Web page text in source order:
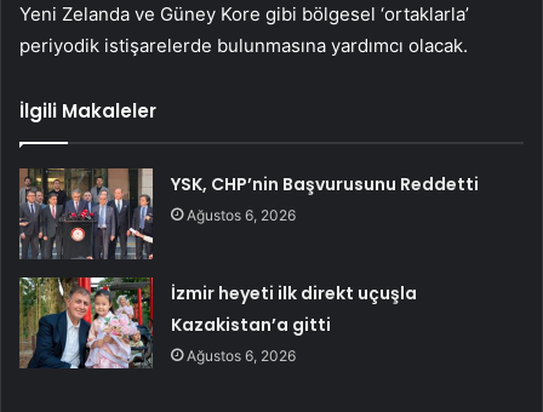
Yeni Zelanda ve Güney Kore gibi bölgesel ‘ortaklarla’
periyodik istişarelerde bulunmasına yardımcı olacak.
İlgili Makaleler
YSK, CHP’nin Başvurusunu Reddetti
Ağustos 6, 2026
İzmir heyeti ilk direkt uçuşla
Kazakistan’a gitti
Ağustos 6, 2026